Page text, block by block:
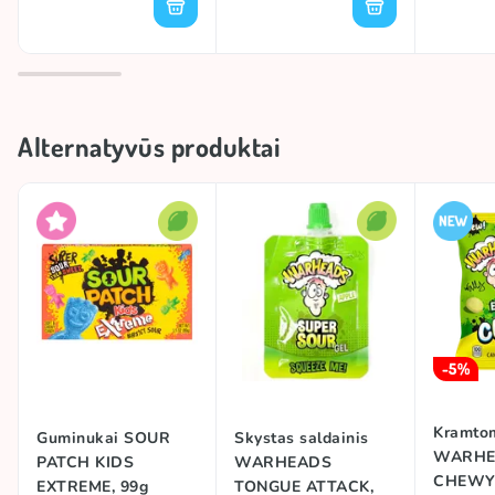
Alternatyvūs produktai
Guminukai SOUR
PATCH KIDS
EXTREME, 99g
Skystas saldainis
WARHEADS
TONGUE ATTACK,
-5%